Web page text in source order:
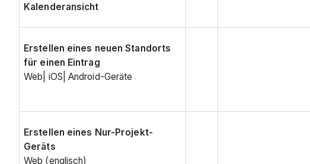
Kalenderansicht
Erstellen eines neuen Standorts
für einen Eintrag
Web| iOS| Android-Geräte
Erstellen eines Nur-Projekt-
Geräts
Web (englisch)